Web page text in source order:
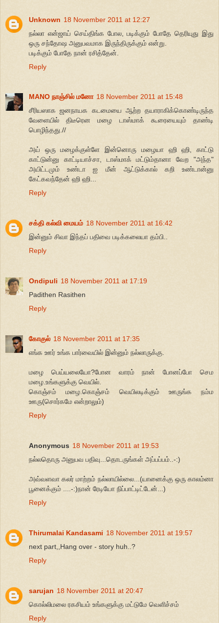
Unknown 18 November 2011 at 12:27
நல்லா என்ஜாய் செய்திங்க போல, படிக்கும் போதே தெரியுது இது
ஒரு சந்தோஷ அனுபவமாக இருந்திருக்கும் என்று.
படிக்கும் போதே நான் ரசித்தேன்.
Reply
MANO நாஞ்சில் மனோ 18 November 2011 at 15:48
சீரியஸாக ஜனநாயக கடமையை ஆற்ற தயாராகிக்கொண்டிருந்த
வேளையில் திடீரென மழை டாஸ்மாக் கூரையையும் தாண்டி
பொழிந்தது.//
அய் ஒரு மழைக்குள்ளே இன்னொரு மழையா ஹி ஹி, காட்டு
காட்டுன்னு காட்டியாச்சா, டாஸ்மாக் மட்டும்தானா வேற "அந்த"
அயிட்டமும் உண்டா ஐ மீன் ஆட்டுக்கால் கறி உண்டான்னு
கேட்கவந்தேன் ஹி ஹி...
Reply
சக்தி கல்வி மையம் 18 November 2011 at 16:42
இன்னும் சிவா இந்தப் பதிவை படிக்கலையா தம்பி..
Reply
Ondipuli 18 November 2011 at 17:19
Padithen Rasithen
Reply
கோகுல் 18 November 2011 at 17:35
எங்க ஊர் உங்க பார்வையில் இன்னும் நல்லாருக்கு.
மழை பெய்யலையோ?போன வாரம் நான் போனப்போ செம
மழை.உங்களுக்கு வெயில்.
கொஞ்சம் மழை.கொஞ்சம் வெயிலடிக்கும் ஊருங்க நம்ம
ஊரு(சொர்கமே என்றாலும்)
Reply
Anonymous 18 November 2011 at 19:53
நல்லதொரு அனுபவ பதிவு...தொடருங்கள் அப்பப்பம்..-:)
அவ்வளவா கலர் மாற்றம் நல்லாயில்லை...(யானைக்கு ஒரு காலம்னா
பூனைக்கும் ....-:)நான் ரேடியோ நிப்பாட்டிட்டேன்...)
Reply
Thirumalai Kandasami 18 November 2011 at 19:57
next part,,Hang over - story huh..?
Reply
sarujan 18 November 2011 at 20:47
கொல்லிமலை ரகசியம் உங்களுக்கு மட்டுமே வெளிச்சம்
Reply